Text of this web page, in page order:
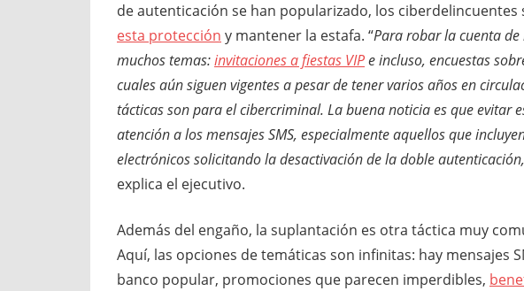
de autenticación se han popularizado, los ciberdelincuentes
esta protección y mantener la estafa. “Para robar la cuenta
muchos temas:invitaciones a fiestas VIPe incluso, encuestas
cuales aún siguen vigentes a pesar de tener varios años en
tácticas son para el cibercriminal. La buena noticia es que evitar
atención a los mensajes SMS, especialmente aquellos que
electrónicos solicitando la desactivación de la doble
explica el ejecutivo.
Además del engaño, la suplantación es otra táctica muy
Aquí, las opciones de temáticas son infinitas: hay mensajes
banco popular, promociones que parecen imperdibles,